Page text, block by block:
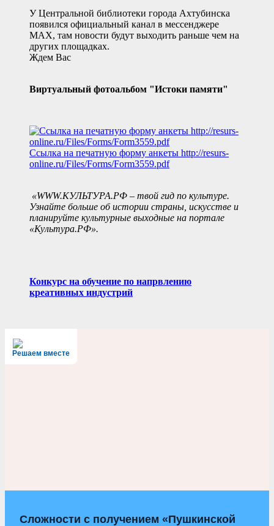
У Центральной библиотеки города Ахтубинска
появился официальный канал в мессенджере
MAX, там новости будут выходить раньше чем на
других площадках.
Ждем Вас
Виртуальный фотоальбом "Истоки памяти"
Ссылка на печатную форму анкеты http://resurs-
online.ru/Files/Forms/Form3559.pdf
«WWW.КУЛЬТУРА.РФ – твой гид по культуре.
Узнайте больше об истории страны, искусстве и
планируйте культурные выходные на портале
«Культура.РФ».
Конкурс на обучение по напрвлению
креативных индустрий
Решаем вместе
Сложности с получением «Пушкинской